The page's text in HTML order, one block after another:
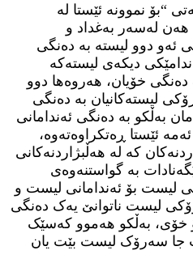
“بۆ نموونە ئێستا لە
هەن لەسەر بەغداد و
ئەو دوو لیستە بە دەنگی
دیکەی لیستەکە
خۆیان، هەروەها دوو
لیستەکانیان بە دەنگی
بەڵکو بە دەنگی ئەندامانی
ئێستا ڕەتکراوەتەوە،
کە لە هەڵبژاردنەکانی
بە گواستنەوەی
لیست بۆ ئەندامانی لیست و
لیست ناتوانێ یەک دەنگی
خۆی، بەڵکو هەموو کەسێک
جا سەرۆک لیست بێت یان